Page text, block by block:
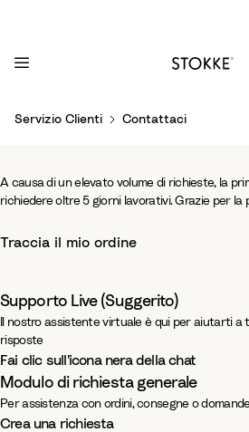
t
C
t
e
n
t
Servizio Clienti Contattaci
A causa di un elevato volume di richieste, la
richiedere oltre 5 giorni lavorativi. Grazie per la
Traccia il mio ordine
Supporto Live (Suggerito)
Il nostro assistente virtuale è qui per aiutarti a
risposte
Fai clic sull'icona nera della chat
Modulo di richiesta generale
Per assistenza con ordini, consegne o
Crea una richiesta